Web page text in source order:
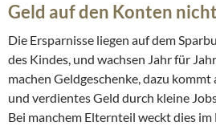
Geld auf den Konten
Die Ersparnisse liegen auf dem
des Kindes, und wachsen Jahr für
machen Geldgeschenke, dazu kommt
und verdientes Geld durch kleine
Bei manchem Elternteil weckt dies im